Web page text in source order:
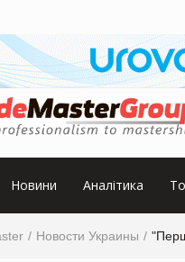
Новини Аналітика
Новости Украины